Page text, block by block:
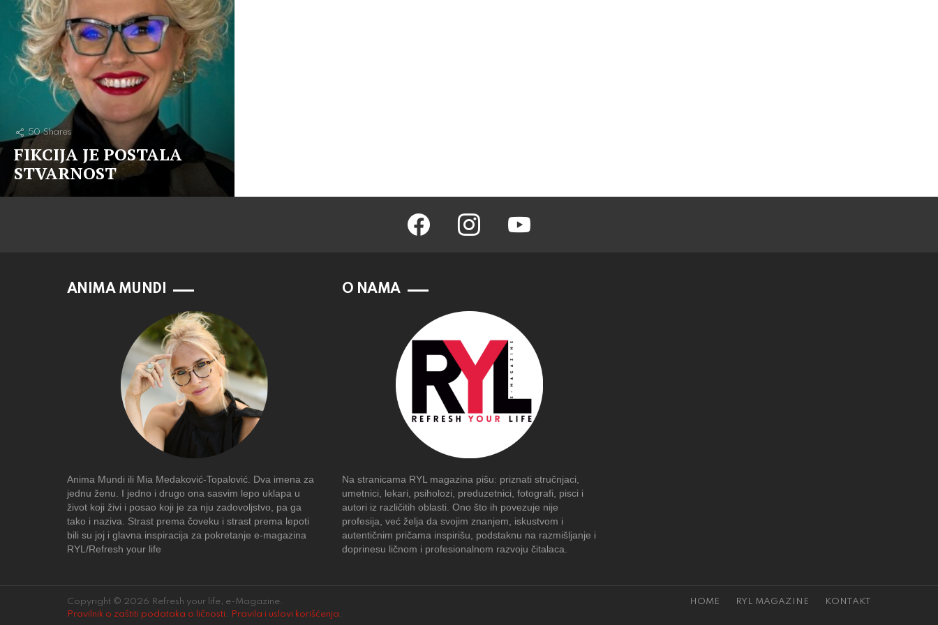
50 Shares
FIKCIJA JE POSTALA
STVARNOST
facebook instagram youtube
ANIMA MUNDI
Anima Mundi ili Mia Medaković-Topalović. Dva imena za
jednu ženu. I jedno i drugo ona sasvim lepo uklapa u
život koji živi i posao koji je za nju zadovoljstvo, pa ga
tako i naziva. Strast prema čoveku i strast prema lepoti
bili su joj i glavna inspiracija za pokretanje e-magazina
RYL/Refresh your life
O NAMA
Na stranicama RYL magazina pišu: priznati stručnjaci,
umetnici, lekari, psiholozi, preduzetnici, fotografi, pisci i
autori iz različitih oblasti. Ono što ih povezuje nije
profesija, već želja da svojim znanjem, iskustvom i
autentičnim pričama inspirišu, podstaknu na razmišljanje i
doprinesu ličnom i profesionalnom razvoju čitalaca.
Copyright © 2026 Refresh your life, e-Magazine.
Pravilnik o zaštiti podataka o ličnosti . Pravila i uslovi korišćenja .
HOME RYL MAGAZINE KONTAKT